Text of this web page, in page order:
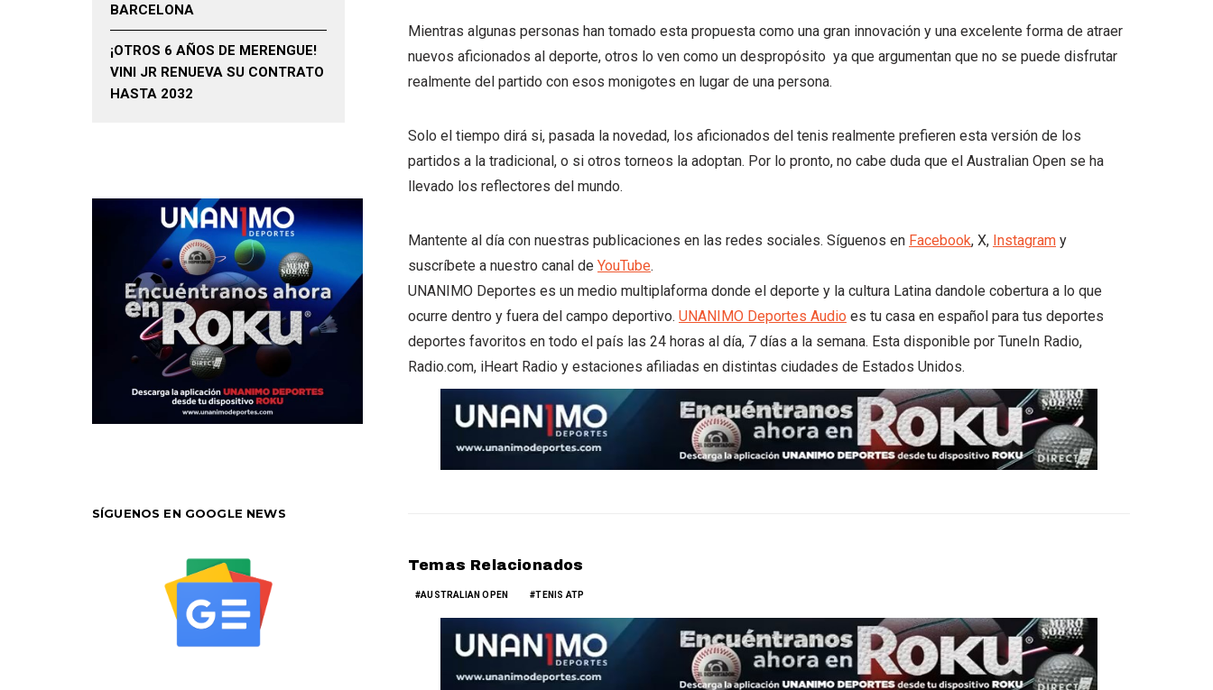
Mientras algunas personas han tomado esta propuesta como una gran innovación y una excelente forma de atraer
nuevos aficionados al deporte, otros lo ven como un despropósito ya que argumentan que no se puede disfrutar
realmente del partido con esos monigotes en lugar de una persona.
Solo el tiempo dirá si, pasada la novedad, los aficionados del tenis realmente prefieren esta versión de los
partidos a la tradicional, o si otros torneos la adoptan. Por lo pronto, no cabe duda que el Australian Open se ha
llevado los reflectores del mundo.
Mantente al día con nuestras publicaciones en las redes sociales. Síguenos en Facebook, X, Instagram y
suscríbete a nuestro canal de YouTube.
UNANIMO Deportes es un medio multiplaforma donde el deporte y la cultura Latina dandole cobertura a lo que
ocurre dentro y fuera del campo deportivo. UNANIMO Deportes Audio es tu casa en español para tus deportes
deportes favoritos en todo el país las 24 horas al día, 7 días a la semana. Esta disponible por TuneIn Radio,
Radio.com, iHeart Radio y estaciones afiliadas en distintas ciudades de Estados Unidos.
Temas Relacionados
AUSTRALIAN OPEN TENIS ATP
BARCELONA
¡OTROS 6 AÑOS DE MERENGUE!
VINI JR RENUEVA SU CONTRATO
HASTA 2032
SÍGUENOS EN GOOGLE NEWS